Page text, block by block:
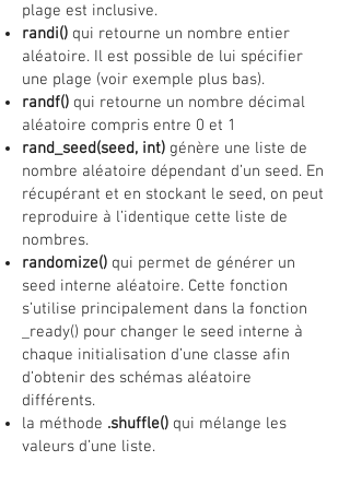
plage est inclusive.
randi() qui retourne un nombre entier
aléatoire. Il est possible de lui spécifier
une plage (voir exemple plus bas).
randf() qui retourne un nombre décimal
aléatoire compris entre 0 et 1
rand_seed(seed, int) génère une liste de
nombre aléatoire dépendant d’un seed. En
récupérant et en stockant le seed, on peut
reproduire à l’identique cette liste de
nombres.
randomize() qui permet de générer un
seed interne aléatoire. Cette fonction
s’utilise principalement dans la fonction
_ready() pour changer le seed interne à
chaque initialisation d’une classe afin
d’obtenir des schémas aléatoire
différents.
la méthode .shuffle() qui mélange les
valeurs d’une liste.